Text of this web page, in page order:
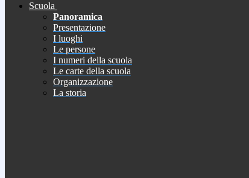
Scuola
Panoramica
Presentazione
I luoghi
Le persone
I numeri della scuola
Le carte della scuola
Organizzazione
La storia